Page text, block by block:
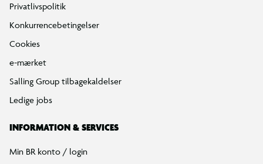
Privatlivspolitik
Konkurrencebetingelser
Cookies
e-mærket
Salling Group tilbagekaldelser
Ledige jobs
INFORMATION & SERVICES
Min BR konto / login